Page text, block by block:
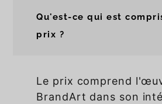
Qu'est-ce qui est
prix ?
Le prix comprend
BrandArt dans son